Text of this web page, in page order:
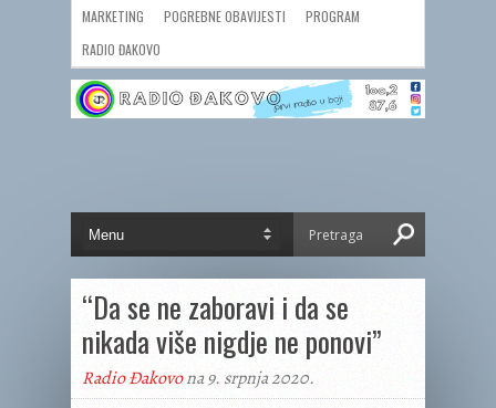
MARKETING POGREBNE OBAVIJESTI
PROGRAM
RADIO ĐAKOVO
“Da se ne zaboravi i da se
nikada više nigdje ne ponovi”
Radio Đakovona 9. srpnja 2020.